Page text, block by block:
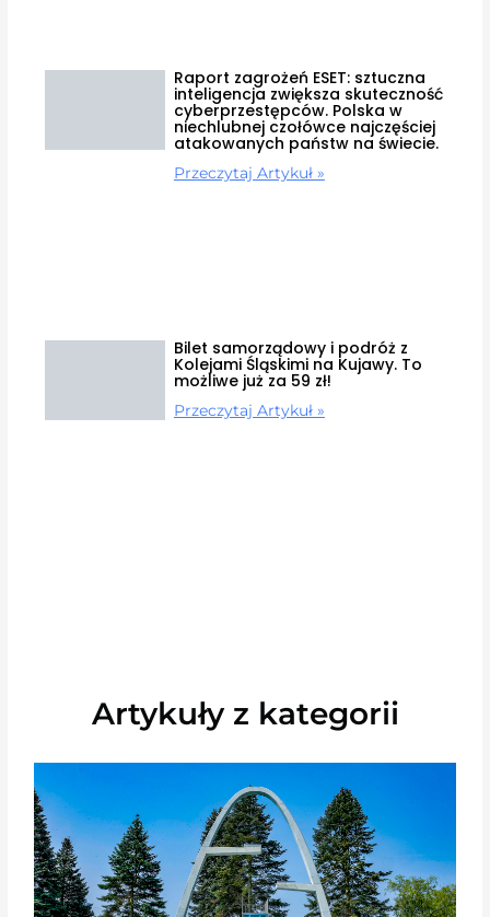
Raport zagrożeń ESET: sztuczna
inteligencja zwiększa skuteczność
cyberprzestępców. Polska w
niechlubnej czołówce najczęściej
atakowanych państw na świecie.
Przeczytaj Artykuł »
Bilet samorządowy i podróż z
Kolejami Śląskimi na Kujawy. To
możliwe już za 59 zł!
Przeczytaj Artykuł »
Artykuły z kategorii